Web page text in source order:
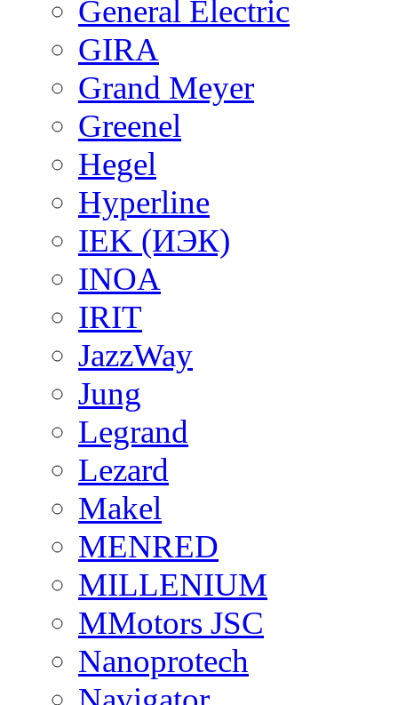
General Electric
GIRA
Grand Meyer
Greenel
Hegel
Hyperline
IEK (ИЭК)
INOA
IRIT
JazzWay
Jung
Legrand
Lezard
Makel
MENRED
MILLENIUM
MMotors JSC
Nanoprotech